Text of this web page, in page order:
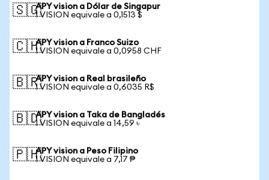
🇸🇬APY vision a Dólar de Singapur
1 VISION equivale a 0,1513 $
🇨🇭APY vision a Franco Suizo
1 VISION equivale a 0,0958 CHF
🇧🇷APY vision a Real brasileño
1 VISION equivale a 0,6035 R$
🇧🇩APY vision a Taka de Bangladés
1 VISION equivale a 14,59 ৳
🇵🇭APY vision a Peso Filipino
1 VISION equivale a 7,17 ₱